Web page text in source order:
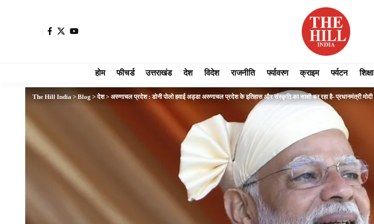
होम फीचर्ड उत्तराखंड देश विदेश राजनीति पर्यावरण क्राइम पर्यटन शिक्षा
The Hill India > Blog >देश> अरुणाचल प्रदेश : डोनी पोलो हवाई अड्डा अरुणाचल प्रदेश के इतिहास और संस्कृति का साक्षी बन रहा है- प्रधानमंत्री मोदी